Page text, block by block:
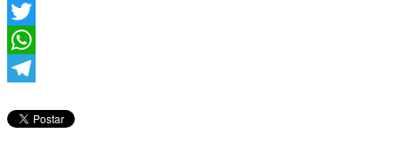
Facebook
Twitter
WhatsApp